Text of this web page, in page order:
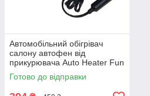
Автомобільний обігрівач
салону автофен від
прикурювача Auto Heater Fun
12V DC (N001600)
Готово до відправки